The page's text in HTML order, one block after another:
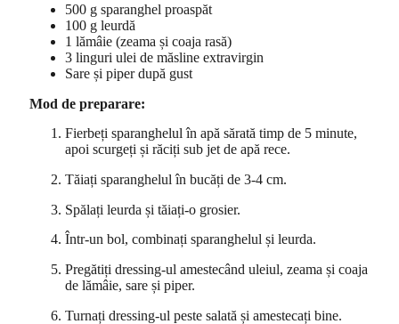
500 g sparanghel proaspăt
100 g leurdă
1 lămâie (zeama și coaja rasă)
3 linguri ulei de măsline extravirgin
Sare și piper după gust
Mod de preparare:
Fierbeți sparanghelul în apă sărată timp de 5 minute,
apoi scurgeți și răciți sub jet de apă rece.
Tăiați sparanghelul în bucăți de 3-4 cm.
Spălați leurda și tăiați-o grosier.
Într-un bol, combinați sparanghelul și leurda.
Pregătiți dressing-ul amestecând uleiul, zeama și coaja
de lămâie, sare și piper.
Turnați dressing-ul peste salată și amestecați bine.